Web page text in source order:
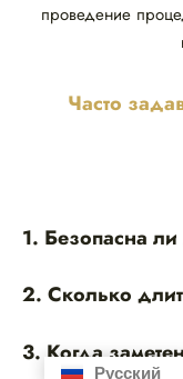
проведение
Часто
1. Безопасна
2. Сколько
3. Когда
Русский